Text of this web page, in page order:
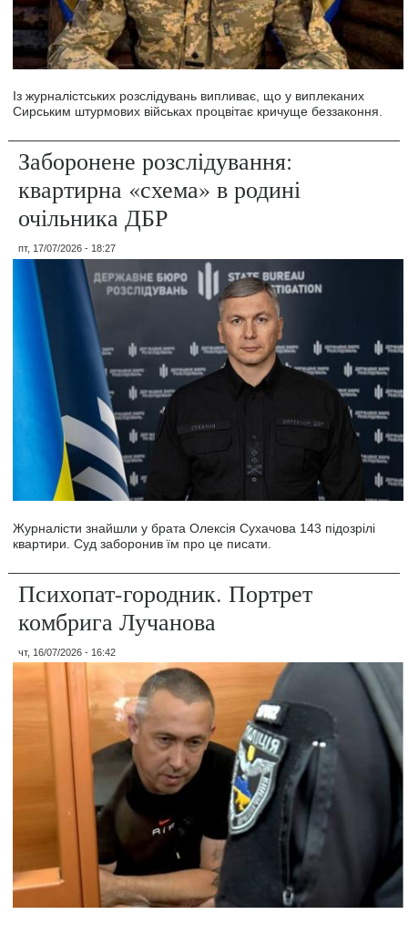
Із журналістських розслідувань випливає, що у виплеканих
Сирським штурмових військах процвітає кричуще беззаконня.
Заборонене розслідування:
квартирна «схема» в родині
очільника ДБР
пт, 17/07/2026 - 18:27
Журналісти знайшли у брата Олексія Сухачова 143 підозрілі
квартири. Суд заборонив їм про це писати.
Психопат-городник. Портрет
комбрига Лучанова
чт, 16/07/2026 - 16:42